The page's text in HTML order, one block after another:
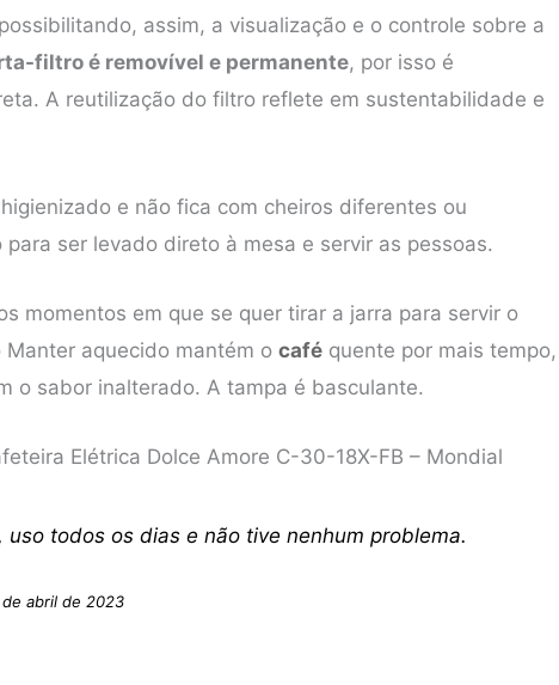
assim, a visualização e o controle sobre a
filtro é removível e permanente, por isso é
A reutilização do filtro reflete em sustentabilidade e
e não fica com cheiros diferentes ou
ser levado direto à mesa e servir as pessoas.
momentos em que se quer tirar a jarra para servir o
aquecido mantém o café quente por mais tempo,
o sabor inalterado. A tampa é basculante.
Elétrica Dolce Amore C-30-18X-FB – Mondial
todos os dias e não tive nenhum problema.
abril de 2023